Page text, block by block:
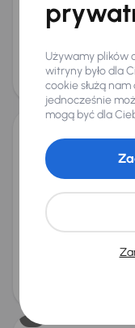
Miesięczna rata
od 482 zł
Najniższa cena z
obniżką
82 000 zł
Škoda Octavia
2018
+3 kolejnych
Miesięczna rata
Używamy plików
witryny było dla
cookie służą nam
jednocześnie
mogą być dla